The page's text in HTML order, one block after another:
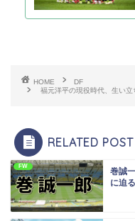
HOME
DF
福元洋平の現役時代、生い立
RELATED POST
FW
巻誠
に迫